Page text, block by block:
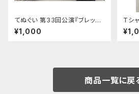
てぬぐい 第33回公演『ブレッチ
リーの啼かない鵞鳥たち』
¥1,000
Tシ
場連
商品一覧に戻